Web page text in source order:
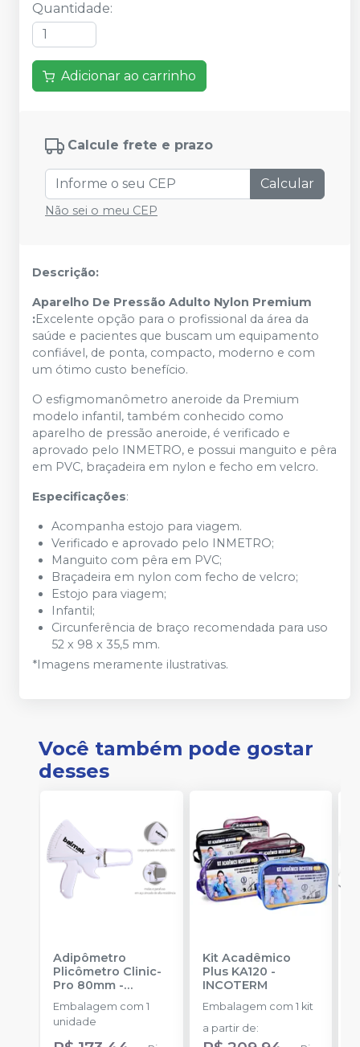
Quantidade:
Adicionar ao carrinho
Calcule frete e prazo
Calcular
Não sei o meu CEP
Descrição:
Aparelho De Pressão Adulto Nylon Premium
:Excelente opção para o profissional da área da
saúde e pacientes que buscam um equipamento
confiável, de ponta, compacto, moderno e com
um ótimo custo benefício.
O esfigmomanômetro aneroide da Premium
modelo infantil, também conhecido como
aparelho de pressão aneroide, é verificado e
aprovado pelo INMETRO, e possui manguito e pêra
em PVC, braçadeira em nylon e fecho em velcro.
Especificações:
Acompanha estojo para viagem.
Verificado e aprovado pelo INMETRO;
Manguito com pêra em PVC;
Braçadeira em nylon com fecho de velcro;
Estojo para viagem;
Infantil;
Circunferência de braço recomendada para uso
52 x 98 x 35,5 mm.
*Imagens meramente ilustrativas.
Você também pode gostar
desses
Adipômetro
Plicômetro Clinic-
Pro 80mm -
BALMAK
Embalagem com 1
unidade
Kit Acadêmico
Plus KA120 -
INCOTERM
Embalagem com 1 kit
a partir de: